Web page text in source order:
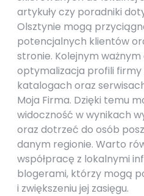
artykuły czy poradniki
Olsztynie mogą
potencjalnych klientów
stronie. Kolejnym
optymalizacja profili firmy
katalogach oraz
Moja Firma. Dzięki temu
widoczność w wynikach
oraz dotrzeć do osób
danym regionie. Warto
współpracę z lokalnymi
blogerami, którzy mogą
i zwiększeniu jej zasięgu.